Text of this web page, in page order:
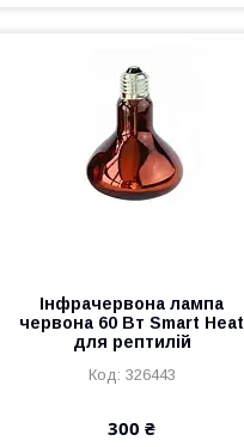
Інфрачервона лампа
червона 60 Вт Smart Heat
для рептилій
326443
300 ₴